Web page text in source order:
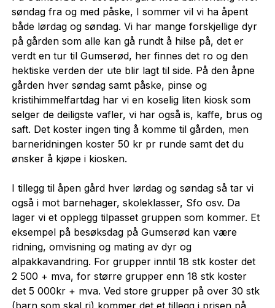
søndag fra og med påske, I sommer vil vi ha åpent
både lørdag og søndag. Vi har mange forskjellige dyr
på gården som alle kan gå rundt å hilse på, det er
verdt en tur til Gumserød, her finnes det ro og den
hektiske verden der ute blir lagt til side. På den åpne
gården hver søndag samt påske, pinse og
kristihimmelfartdag har vi en koselig liten kiosk som
selger de deiligste vafler, vi har også is, kaffe, brus og
saft. Det koster ingen ting å komme til gården, men
barneridningen koster 50 kr pr runde samt det du
ønsker å kjøpe i kiosken.
I tillegg til åpen gård hver lørdag og søndag så tar vi
også i mot barnehager, skoleklasser, Sfo osv. Da
lager vi et opplegg tilpasset gruppen som kommer. Et
eksempel på besøksdag på Gumserød kan være
ridning, omvisning og mating av dyr og
alpakkavandring. For grupper inntil 18 stk koster det
2 500 + mva, for større grupper enn 18 stk koster
det 5 000kr + mva. Ved store grupper på over 30 stk